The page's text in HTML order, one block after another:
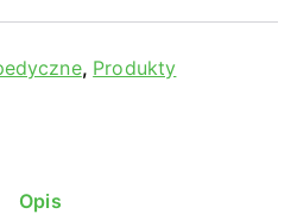
, Produkty
Opis